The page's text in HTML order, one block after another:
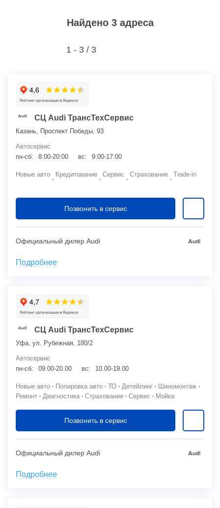
Найдено 3 адреса
1 - 3 / 3
СЦ Audi ТрансТехСервис
Казань, Проспект Победы, 93
Автосервис
пн-сб:
8:00-20:00 вс: 9:00-17:00
Новые авто Кредитование Сервис Страхование Trade-in
Позвонить в сервис
Официальный дилер Audi
Подробнее
СЦ Audi ТрансТехСервис
Уфа, ул. Рубежная, 180/2
Автосервис
пн-сб:
09.00-20.00 вс: 10.00-19.00
Новые авто Полировка авто ТО Детейлинг
Шиномонтаж
Ремонт
Диагностика Страхование Сервис Мойка
Позвонить в сервис
Официальный дилер Audi
Подробнее